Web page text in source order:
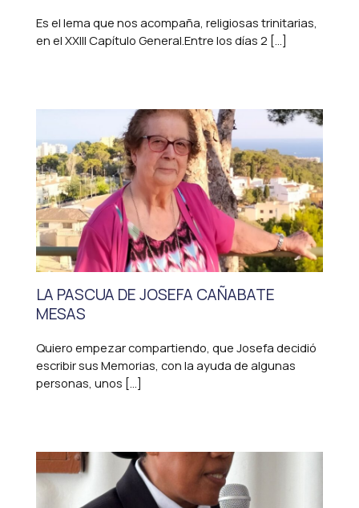
Es el lema que nos acompaña, religiosas trinitarias,
en el XXIII Capítulo General.Entre los días 2 […]
LA PASCUA DE JOSEFA CAÑABATE
MESAS
Quiero empezar compartiendo, que Josefa decidió
escribir sus Memorias, con la ayuda de algunas
personas, unos […]